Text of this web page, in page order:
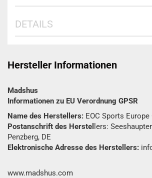
DETAILS
Hersteller Informationen
Madshus
Informationen zu EU Verordnung GPSR
Name des Herstellers: EOC Sports Europe
Postanschrift des Herstel lers:
Penzberg, DE
Elektronische Adresse des Herstellers:
www.madshus.com